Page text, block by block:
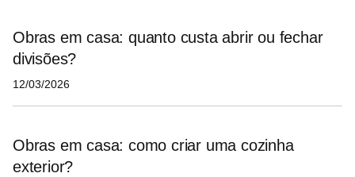
Obras em casa: quanto custa abrir ou fechar
divisões?
12/03/2026
Obras em casa: como criar uma cozinha
exterior?